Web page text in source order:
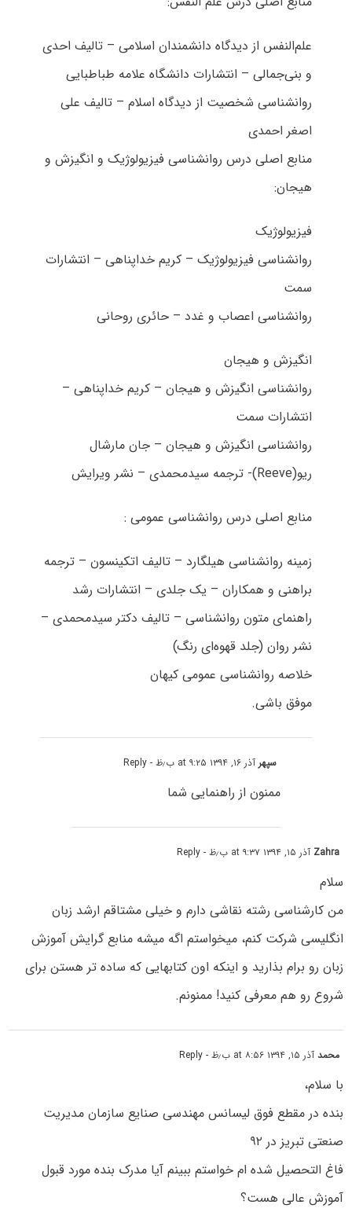
علم‌النفس از دیدگاه دانشمندان اسلامی – تالیف احدی
و بنی‌جمالی – انتشارات دانشگاه علامه طباطبایی
روانشناسی شخصیت از دیدگاه اسلام – تالیف علی
اصغر احمدی
منابع اصلی درس روانشناسی فیزیولوژیک و انگیزش و
هیجان:
فیزیولوژیک
روانشناسی فیزیولوژیک – کریم خداپناهی – انتشارات
سمت
روانشناسی اعصاب و غدد – حائری روحانی
انگیزش و هیجان
روانشناسی انگیزش و هیجان – کریم خداپناهی –
انتشارات سمت
روانشناسی انگیزش و هیجان – جان مارشال
ریو(Reeve)- ترجمه سیدمحمدی – نشر ویرایش
منابع اصلی درس روانشناسی عمومی :
زمینه روانشناسی هیلگارد – تالیف اتکینسون – ترجمه
براهنی و همکاران – یک جلدی – انتشارات رشد
راهنمای متون روانشناسی – تالیف دکتر سیدمحمدی –
نشر روان (جلد قهوه‌ای رنگ)
خلاصه روانشناسی عمومی کیهان
موفق باشی.
سپهرآذر ۱۶, ۱۳۹۴ at ۹:۲۵ ب٫ظ - Reply
ممنون از راهنمایی شما
Zahra آذر ۱۵, ۱۳۹۴ at ۹:۳۷ ب٫ظ - Reply
سلام
من کارشناسی رشته نقاشی دارم و خیلی مشتاقم ارشد زبان
انگلیسی شرکت کنم، میخواستم اگه میشه منابع گرایش آموزش
زبان رو برام بذارید و اینکه اون کتابهایی که ساده تر هستن برای
شروع رو هم معرفی کنید! ممنونم.
محمدآذر ۱۵, ۱۳۹۴ at ۸:۵۶ ب٫ظ - Reply
با سلام،
بنده در مقطع فوق لیسانس مهندسی صنایع سازمان مدیریت
صنعتی تبریز در ۹۲
فاغ التحصیل شده ام خواستم ببینم آیا مدرک بنده مورد قبول
آموزش عالی هست؟